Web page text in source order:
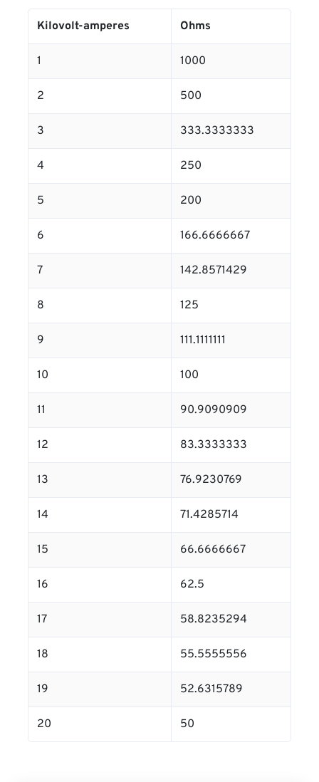
Kilovolt-amperes Ohms
1 1000
2 500
3 333.3333333
4 250
5 200
6 166.6666667
7 142.8571429
8 125
9 111.1111111
10 100
11 90.9090909
12 83.3333333
13 76.9230769
14 71.4285714
15 66.6666667
16 62.5
17 58.8235294
18 55.5555556
19 52.6315789
20 50